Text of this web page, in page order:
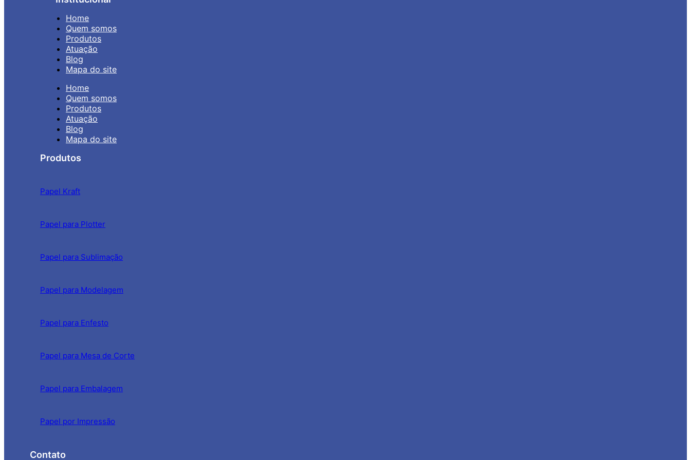
Home
Quem somos
Produtos
Atuação
Blog
Mapa do site
Home
Quem somos
Produtos
Atuação
Blog
Mapa do site
Produtos
Papel Kraft
Papel para Plotter
Papel para Sublimação
Papel para Modelagem
Papel para Enfesto
Papel para Mesa de Corte
Papel para Embalagem
Papel por Impressão
Contato